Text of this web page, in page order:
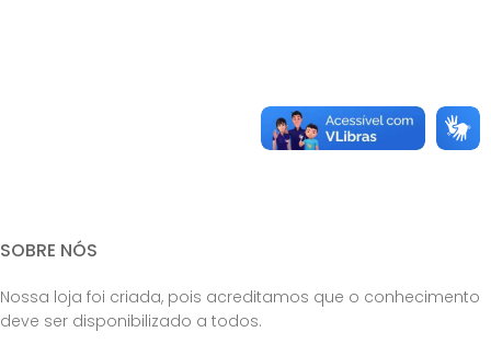
SOBRE NÓS
Nossa loja foi criada, pois acreditamos que o conhecimento
deve ser disponibilizado a todos.